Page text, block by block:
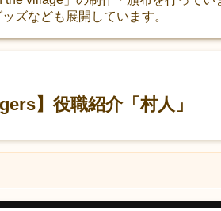
ズなども展開しています。
】役職紹介「村人」